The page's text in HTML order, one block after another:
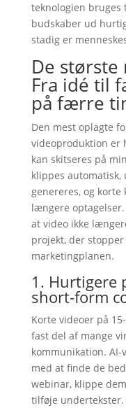
teknologien bruges
budskaber ud
stadig er
De
Fra idé til
på færre
Den mest oplagte
videoproduktion er
kan skitseres på
klippes automatisk,
genereres, og
længere optagelser.
at video ikke
projekt, der
marketingplanen.
1. Hurtigere
short-form
Korte videoer på
fast del af mange
kommunikation.
med at finde de
webinar, klippe
tilføje